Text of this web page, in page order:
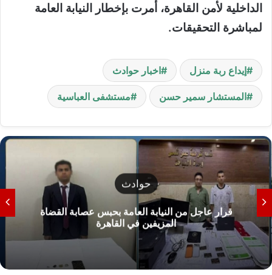
الداخلية لأمن القاهرة، أمرت بإخطار النيابة العامة
لمباشرة التحقيقات.
إيداع ربة منزل اخبار حوادث
المستشار سمير حسن مستشفى العباسية
حوادث
قرار عاجل من النيابة العامة بحبس عصابة القضاة
المزيفين في القاهرة